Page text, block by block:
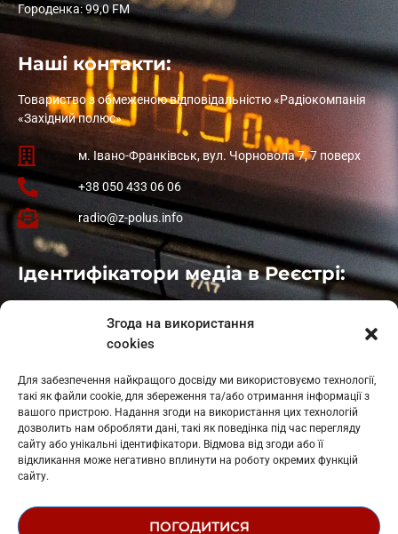
Згода на використання
cookies
Для забезпечення найкращого досвіду ми використовуємо технології,
такі як файли cookie, для збереження та/або отримання інформації з
вашого пристрою. Надання згоди на використання цих технологій
дозволить нам обробляти дані, такі як поведінка під час перегляду
сайту або унікальні ідентифікатори. Відмова від згоди або її
відкликання може негативно вплинути на роботу окремих функцій
сайту.
ПОГОДИТИСЯ
Городенка: 99,0 FM
Наші контакти:
Товариство з обмеженою відповідальністю «Радіокомпанія
«Західний полюс»
м. Івано-Франківськ, вул. Чорновола 7, 7 поверх
+38 050 433 06 06
radio@z-polus.info
Ідентифікатори медіа в Реєстрі:
: L11-01410
: L11-01801
Косів: L11-01805
Гарасимів: L11-02274